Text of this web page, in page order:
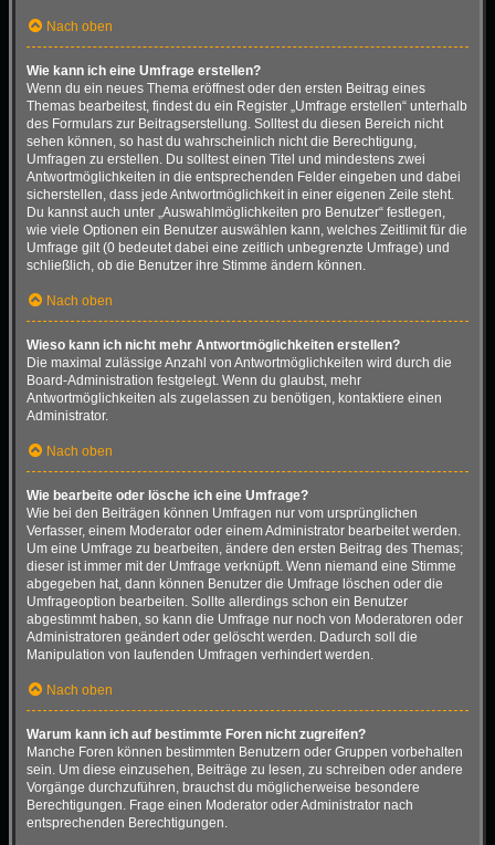
Nach oben
Wie kann ich eine Umfrage erstellen?
Wenn du ein neues Thema eröffnest oder den ersten Beitrag eines
Themas bearbeitest, findest du ein Register „Umfrage erstellen“ unterhalb
des Formulars zur Beitragserstellung. Solltest du diesen Bereich nicht
sehen können, so hast du wahrscheinlich nicht die Berechtigung,
Umfragen zu erstellen. Du solltest einen Titel und mindestens zwei
Antwortmöglichkeiten in die entsprechenden Felder eingeben und dabei
sicherstellen, dass jede Antwortmöglichkeit in einer eigenen Zeile steht.
Du kannst auch unter „Auswahlmöglichkeiten pro Benutzer“ festlegen,
wie viele Optionen ein Benutzer auswählen kann, welches Zeitlimit für die
Umfrage gilt (0 bedeutet dabei eine zeitlich unbegrenzte Umfrage) und
schließlich, ob die Benutzer ihre Stimme ändern können.
Nach oben
Wieso kann ich nicht mehr Antwortmöglichkeiten erstellen?
Die maximal zulässige Anzahl von Antwortmöglichkeiten wird durch die
Board-Administration festgelegt. Wenn du glaubst, mehr
Antwortmöglichkeiten als zugelassen zu benötigen, kontaktiere einen
Administrator.
Nach oben
Wie bearbeite oder lösche ich eine Umfrage?
Wie bei den Beiträgen können Umfragen nur vom ursprünglichen
Verfasser, einem Moderator oder einem Administrator bearbeitet werden.
Um eine Umfrage zu bearbeiten, ändere den ersten Beitrag des Themas;
dieser ist immer mit der Umfrage verknüpft. Wenn niemand eine Stimme
abgegeben hat, dann können Benutzer die Umfrage löschen oder die
Umfrageoption bearbeiten. Sollte allerdings schon ein Benutzer
abgestimmt haben, so kann die Umfrage nur noch von Moderatoren oder
Administratoren geändert oder gelöscht werden. Dadurch soll die
Manipulation von laufenden Umfragen verhindert werden.
Nach oben
Warum kann ich auf bestimmte Foren nicht zugreifen?
Manche Foren können bestimmten Benutzern oder Gruppen vorbehalten
sein. Um diese einzusehen, Beiträge zu lesen, zu schreiben oder andere
Vorgänge durchzuführen, brauchst du möglicherweise besondere
Berechtigungen. Frage einen Moderator oder Administrator nach
entsprechenden Berechtigungen.